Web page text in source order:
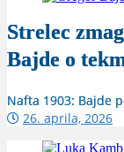
Strelec
Bajde o
Nafta 1903: Bajde
26. aprila, 2026